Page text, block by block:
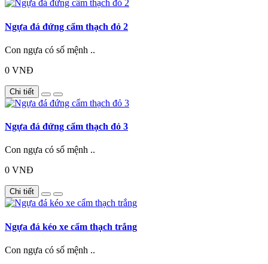
Ngựa đá đứng cẩm thạch đỏ 2
Con ngựa có số mệnh ..
0 VNĐ
Chi tiết
Ngựa đá đứng cẩm thạch đỏ 3
Con ngựa có số mệnh ..
0 VNĐ
Chi tiết
Ngựa đá kéo xe cẩm thạch trắng
Con ngựa có số mệnh ..